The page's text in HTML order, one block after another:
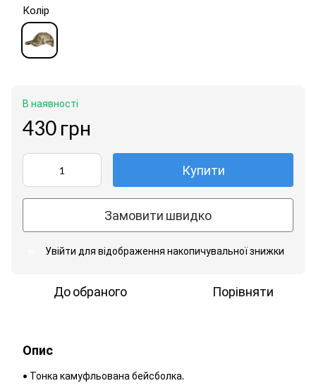
Колір
В наявності
430 грн
Купити
Замовити швидко
Увійти для відображення накопичувальної знижки
До обраного Порівняти
Опис
• Тонка камуфльована бейсболка.